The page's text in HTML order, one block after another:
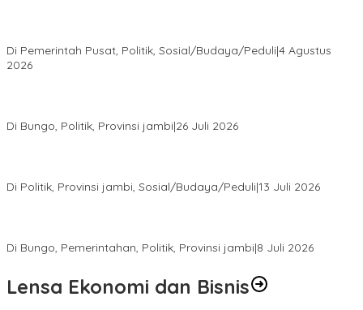
Di Pemerintah Pusat, Politik, Sosial/Budaya/Peduli|4 Agustus
2026
Di Bungo, Politik, Provinsi jambi|26 Juli 2026
Di Politik, Provinsi jambi, Sosial/Budaya/Peduli|13 Juli 2026
Di Bungo, Pemerintahan, Politik, Provinsi jambi|8 Juli 2026
Lensa Ekonomi dan Bisnis